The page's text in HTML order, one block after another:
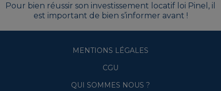
Pour bien réussir son investissement locatif loi Pinel, il
est important de bien s’informer avant !
MENTIONS LÉGALES
CGU
QUI SOMMES NOUS ?